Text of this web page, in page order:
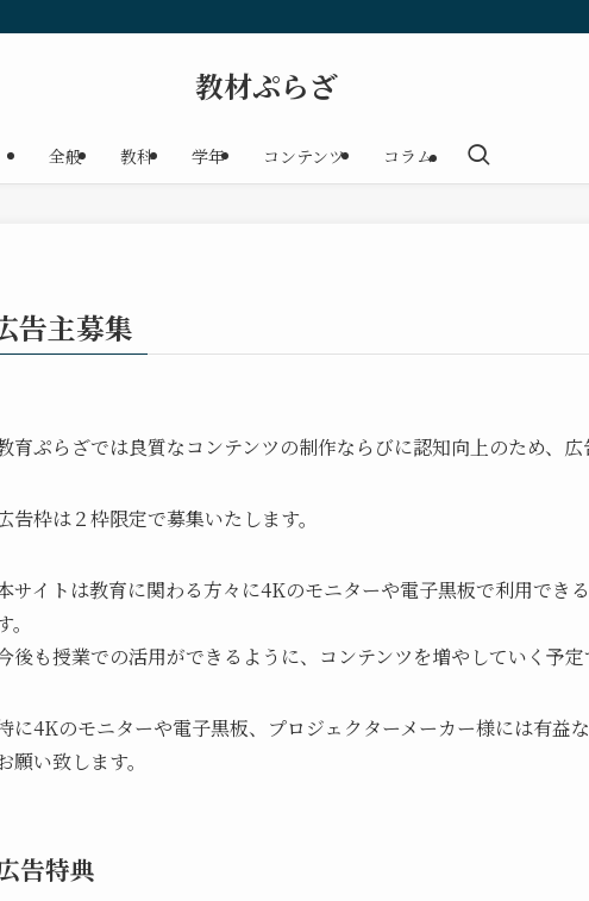
教材ぷらざ
全般 教科 学年 コンテンツ コラム
告主募集
育ぷらざでは良質なコンテンツの制作ならびに認知向上のため、広
告枠は２枠限定で募集いたします。
サイトは教育に関わる方々に4Kのモニターや電子黒板で利用でき
。
後も授業での活用ができるように、コンテンツを増やしていく予定
に4Kのモニターや電子黒板、プロジェクターメーカー様には有益
願い致します。
告特典